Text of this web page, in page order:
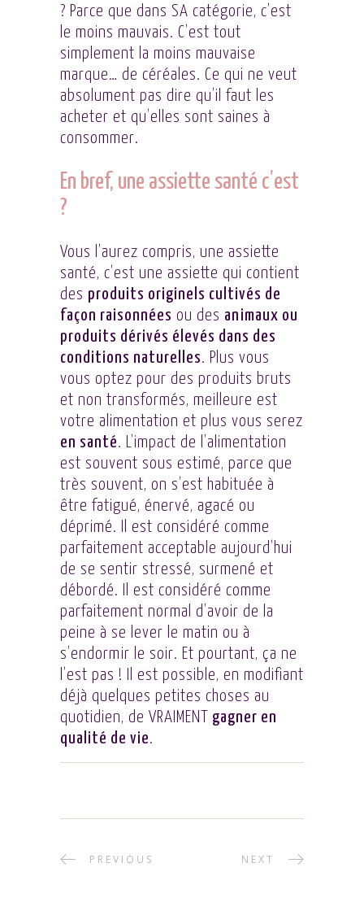
? Parce que dans SA catégorie, c’est
le moins mauvais. C’est tout
simplement la moins mauvaise
marque… de céréales. Ce qui ne veut
absolument pas dire qu’il faut les
acheter et qu’elles sont saines à
consommer.
En bref, une assiette santé c’est
?
Vous l’aurez compris, une assiette
santé, c’est une assiette qui contient
des produits originels cultivés de
façon raisonnées ou des animaux ou
produits dérivés élevés dans des
conditions naturelles. Plus vous
vous optez pour des produits bruts
et non transformés, meilleure est
votre alimentation et plus vous serez
en santé. L’impact de l’alimentation
est souvent sous estimé, parce que
très souvent, on s’est habituée à
être fatigué, énervé, agacé ou
déprimé. Il est considéré comme
parfaitement acceptable aujourd’hui
de se sentir stressé, surmené et
débordé. Il est considéré comme
parfaitement normal d’avoir de la
peine à se lever le matin ou à
s’endormir le soir. Et pourtant, ça ne
l’est pas ! Il est possible, en modifiant
déjà quelques petites choses au
quotidien, de VRAIMENT gagner en
qualité de vie.
PREVIOUS NEXT